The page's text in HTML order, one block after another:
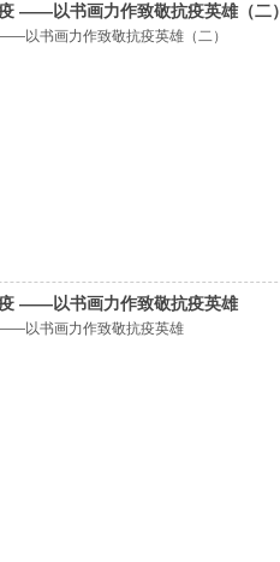
——以书画力作致敬抗疫英雄（二）
以书画力作致敬抗疫英雄（二）
——以书画力作致敬抗疫英雄
以书画力作致敬抗疫英雄